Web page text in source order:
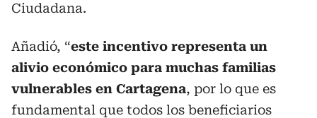
Ciudadana.
Añadió, “este incentivo representa un
alivio económico para muchas familias
vulnerables en Cartagena, por lo que es
fundamental que todos los beneficiarios